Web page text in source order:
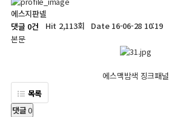
에스지판넬
댓글 0건
Hit 2,113회
Date 16-06-28 10:19
본문
에스맥밤색 징크패널
목록
댓글0